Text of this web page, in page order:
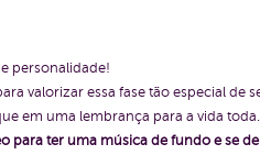
personalidade!
valorizar essa fase tão especial de
em uma lembrança para a vida
para ter uma música de fundo e se